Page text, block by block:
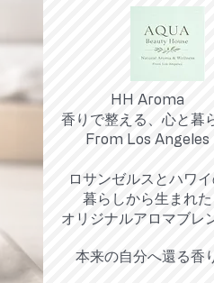
HH Aroma
香りで整える、心と暮
From Los Angeles
ロサンゼルスとハワ
暮らしから生まれた
オリジナルアロマブレ
本来の自分へ還る香